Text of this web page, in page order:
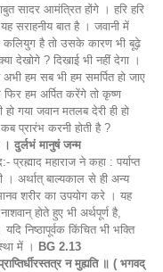
आमंत्रित होंगे । हरि हरि
सराहनीय बात है । जवानी में
कलियुग है तो उसके कारण भी बूढ़े
देखोगे ? दिखाई भी नहीं देगा ।
हम सब भी हम समर्पित हो जाए
हम अर्पित करेंगे तो कृष्ण
गया जवान मतलब देरी ही हो
प्रारंभ करनी होती है ?
। दुर्लभं मानुषं जन्म
प्रह्माद महाराज ने कहा : पर्याप्त
। अर्थात् बाल्यकाल से ही अन्य
शरीर का उपयोग करे । यह
होते हुए भी अर्थपूर्ण है,
निष्ठापूर्वक किंचित भी भक्ति
में । BG 2.13
न मुह्यति ॥ ( भगवद्